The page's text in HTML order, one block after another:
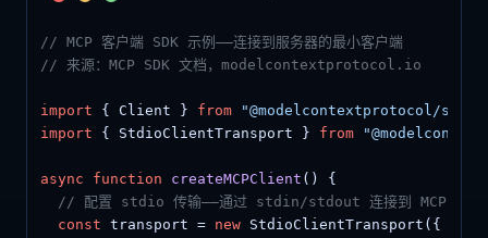
// MCP 客户端 SDK 示例——连接到服务器的最小客户端
// 来源：MCP SDK 文档，modelcontextprotocol.io
import { Client } from
"@modelcontextprotocol/
import { StdioClientTransport } from
async function createMCPClient () {
// 配置 stdio 传输——通过 stdin/stdout 连接到 MCP 服务
const transport = new StdioClientTransport({